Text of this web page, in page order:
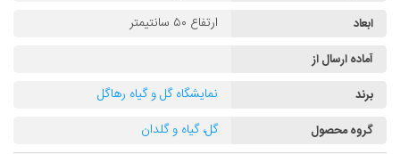
ابعاد ارتفاع ۵۰ سانتیمتر
آماده ارسال از
برند
نمایشگاه گل و گیاه رهاگل
گروه محصول گل، گیاه و گلدان